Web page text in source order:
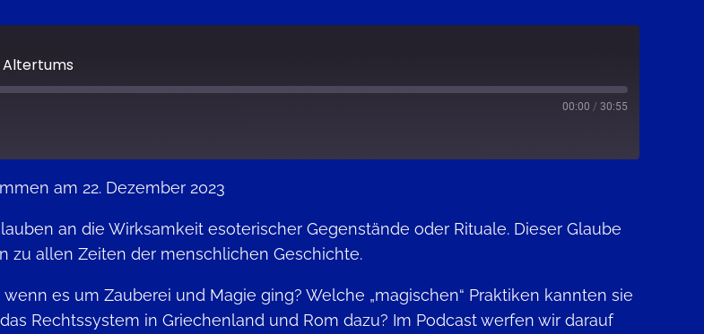
Altertums
00:00 / 30:55
am 22. Dezember 2023
an die Wirksamkeit esoterischer Gegenstände oder Rituale. Dieser Glaube
zu allen Zeiten der menschlichen Geschichte.
es um Zauberei und Magie ging? Welche „magischen“ Praktiken kannten sie
Rechtssystem in Griechenland und Rom dazu? Im Podcast werfen wir darauf